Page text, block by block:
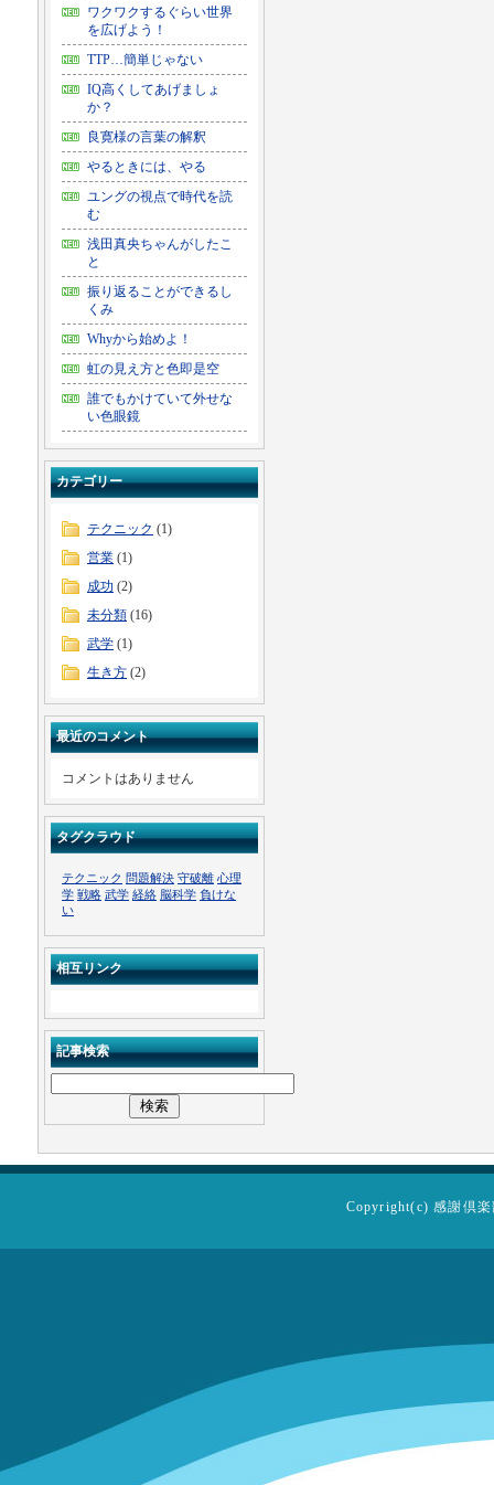
ワクワクするぐらい世界
を広げよう！
TTP…簡単じゃない
IQ高くしてあげましょ
か？
良寛様の言葉の解釈
やるときには、やる
ユングの視点で時代を読
む
浅田真央ちゃんがしたこ
と
振り返ることができるし
くみ
Whyから始めよ！
虹の見え方と色即是空
誰でもかけていて外せな
い色眼鏡
カテゴリー
テクニック (1)
営業 (1)
成功 (2)
未分類 (16)
武学 (1)
生き方 (2)
最近のコメント
コメントはありません
タグクラウド
テクニック 問題解決 守破離 心理
学 戦略 武学 経絡 脳科学 負けな
い
相互リンク
記事検索
Copyright(c)感謝倶